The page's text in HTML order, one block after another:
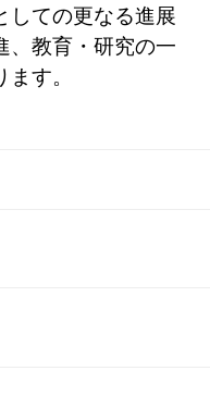
しての更なる進展
、教育・研究の一
す。
内科